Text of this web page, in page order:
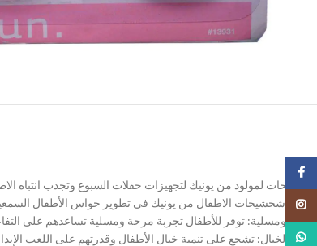
شخشيخات لمولود من يونيك لتجهيزات حفلات السبوع وتجذب انتباه
تساهم شخشيخات الاطفال من يونيك في تطوير حواس الأطفال
ممتعة ومسلية: توفر للأطفال تجربة مرحة ومسلية تساعدهم على
تحفيز الخيال: تشجع على تنمية خيال الأطفال وقدرتهم على اللعب
Instagram
WhatsApp